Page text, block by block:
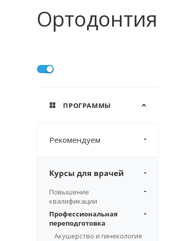
Ортодонтия
ПРОГРАММЫ
Рекомендуем
Курсы для врачей
Повышение
квалификации
Профессиональная
переподготовка
Акушерство и гинекология